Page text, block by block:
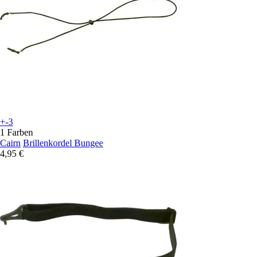
+-3
1 Farben
Cairn Brillenkordel Bungee
4,95 €